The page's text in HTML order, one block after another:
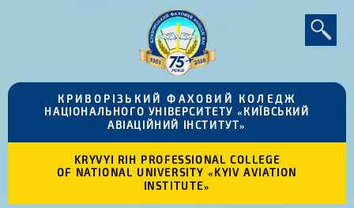
КРИВОРІЗЬКИЙ ФАХОВИЙ КОЛЕДЖ
НАЦІОНАЛЬНОГО УНІВЕРСИТЕТУ «КИЇВСЬКИЙ
АВІАЦІЙНИЙ ІНСТИТУТ»
KRYVYI RIH PROFESSIONAL COLLEGE
OF NATIONAL UNIVERSITY «KYIV AVIATION
INSTITUTE»